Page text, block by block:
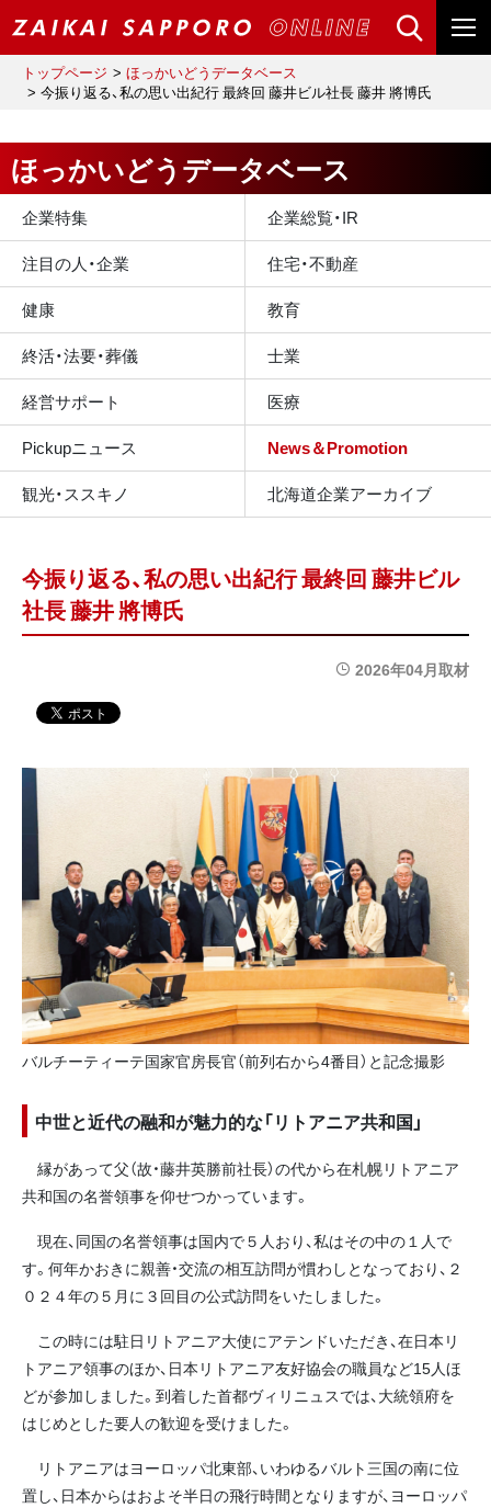
トップページ
ほっかいどうデータベース
今振り返る、私の思い出紀行 最終回 藤井ビル社長 藤井 將博氏
ほっかいどうデータベース
企業特集
企業総覧・IR
注目の人・企業
住宅・不動産
健康
教育
終活・法要・葬儀
士業
経営サポート
医療
Pickupニュース
News＆Promotion
観光・ススキノ
北海道企業アーカイブ
今振り返る、私の思い出紀行 最終回 藤井ビル
社長 藤井 將博氏
2026年04月取材
バルチーティーテ国家官房長官（前列右から4番目）と記念撮影
中世と近代の融和が魅力的な「リトアニア共和国」
縁があって父（故・藤井英勝前社長）の代から在札幌リトアニア
共和国の名誉領事を仰せつかっています。
現在、同国の名誉領事は国内で５人おり、私はその中の１人で
す。何年かおきに親善・交流の相互訪問が慣わしとなっており、２
０２４年の５月に３回目の公式訪問をいたしました。
この時には駐日リトアニア大使にアテンドいただき、在日本リ
トアニア領事のほか、日本リトアニア友好協会の職員など15人ほ
どが参加しました。到着した首都ヴィリニュスでは、大統領府を
はじめとした要人の歓迎を受けました。
リトアニアはヨーロッパ北東部、いわゆるバルト三国の南に位
置し、日本からはおよそ半日の飛行時間となりますが、ヨーロッパ